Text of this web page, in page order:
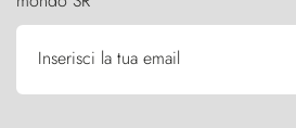
Inserisci la tua email